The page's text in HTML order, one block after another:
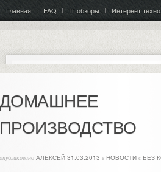
Главная FAQ IT обзоры Интернет
АЛЕКСЕЙ 31.03.2013 в НОВОСТИ с БЕЗ